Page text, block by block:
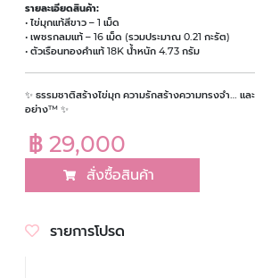
รายละเอียดสินค้า:
• ไข่มุกแท้สีขาว – 1 เม็ด
• เพชรกลมแท้ – 16 เม็ด (รวมประมาณ 0.21 กะรัต)
• ตัวเรือนทองคำแท้ 18K น้ำหนัก 4.73 กรัม
✨ ธรรมชาติสร้างไข่มุก ความรักสร้างความทรงจำ… แล
อย่าง™ ✨
฿ 29,000
สั่งซื้อสินค้า
รายการโปรด